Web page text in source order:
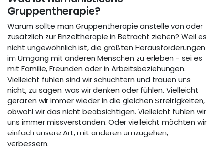
Gruppentherapie?
Warum sollte man Gruppentherapie anstelle von oder
zusätzlich zur Einzeltherapie in Betracht ziehen? Weil es
nicht ungewöhnlich ist, die größten Herausforderungen
im Umgang mit anderen Menschen zu erleben - sei es
mit Familie, Freunden oder in Arbeitsbeziehungen.
Vielleicht fühlen sind wir schüchtern und trauen uns
nicht, zu sagen, was wir denken oder fühlen. Vielleicht
geraten wir immer wieder in die gleichen Streitigkeiten,
obwohl wir das nicht beabsichtigen. Vielleicht fühlen wir
uns immer missverstanden. Oder vielleicht möchten wir
einfach unsere Art, mit anderen umzugehen,
verbessern.